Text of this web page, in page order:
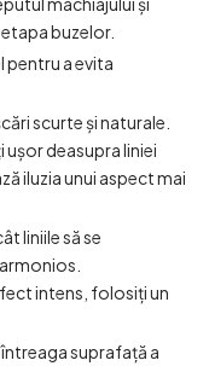
buzelor.
pentru a evita
scurte și naturale.
deasupra liniei
iluzia unui aspect mai
liniile să se
intens, folosiți un
suprafață a